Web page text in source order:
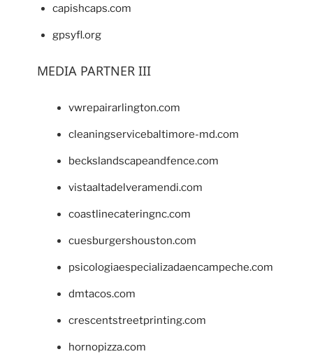
capishcaps.com
gpsyfl.org
MEDIA PARTNER III
vwrepairarlington.com
cleaningservicebaltimore-md.com
beckslandscapeandfence.com
vistaaltadelveramendi.com
coastlinecateringnc.com
cuesburgershouston.com
psicologiaespecializadaencampeche.com
dmtacos.com
crescentstreetprinting.com
hornopizza.com